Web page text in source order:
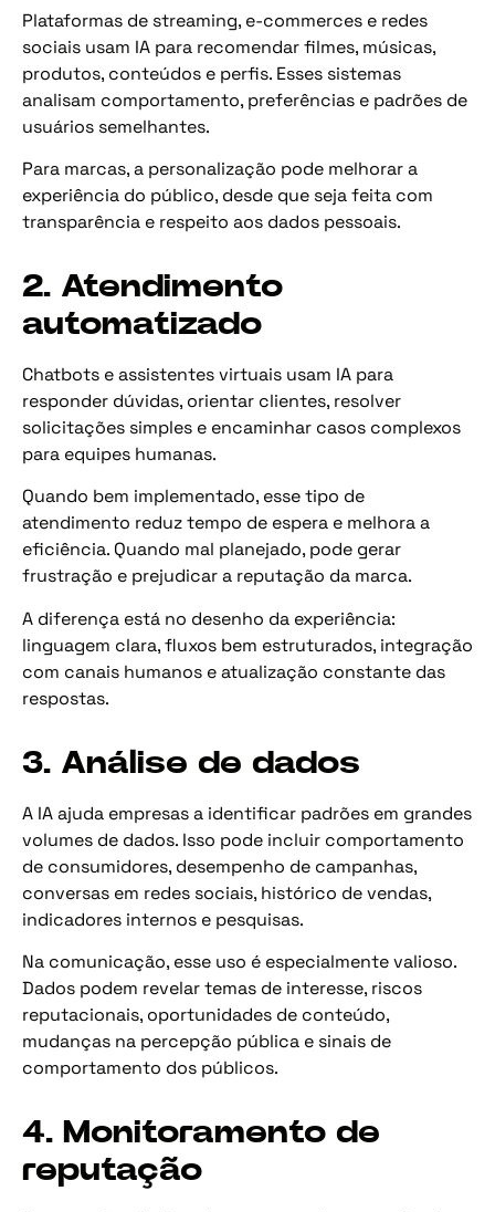
Plataformas de streaming, e-commerces e redes
sociais usam IA para recomendar filmes, músicas,
produtos, conteúdos e perfis. Esses sistemas
analisam comportamento, preferências e padrões de
usuários semelhantes.
Para marcas, a personalização pode melhorar a
experiência do público, desde que seja feita com
transparência e respeito aos dados pessoais.
2. Atendimento
automatizado
Chatbots e assistentes virtuais usam IA para
responder dúvidas, orientar clientes, resolver
solicitações simples e encaminhar casos complexos
para equipes humanas.
Quando bem implementado, esse tipo de
atendimento reduz tempo de espera e melhora a
eficiência. Quando mal planejado, pode gerar
frustração e prejudicar a reputação da marca.
A diferença está no desenho da experiência:
linguagem clara, fluxos bem estruturados, integração
com canais humanos e atualização constante das
respostas.
3. Análise de dados
A IA ajuda empresas a identificar padrões em grandes
volumes de dados. Isso pode incluir comportamento
de consumidores, desempenho de campanhas,
conversas em redes sociais, histórico de vendas,
indicadores internos e pesquisas.
Na comunicação, esse uso é especialmente valioso.
Dados podem revelar temas de interesse, riscos
reputacionais, oportunidades de conteúdo,
mudanças na percepção pública e sinais de
comportamento dos públicos.
4. Monitoramento de
reputação